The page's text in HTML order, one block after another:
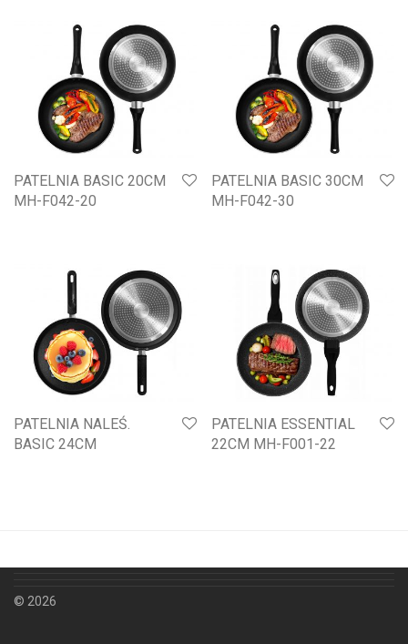
PATELNIA BASIC 20CM
MH-F042-20
PATELNIA BASIC 30CM
MH-F042-30
PATELNIA NALEŚ.
BASIC 24CM
PATELNIA ESSENTIAL
22CM MH-F001-22
© 2026